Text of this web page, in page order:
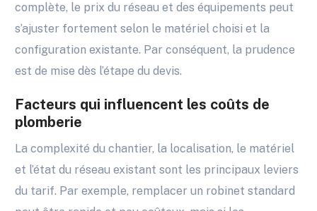
complète, le prix du réseau et des équipements peut
s’ajuster fortement selon le matériel choisi et la
configuration existante. Par conséquent, la prudence
est de mise dès l’étape du devis.
Facteurs qui influencent les coûts de
plomberie
La complexité du chantier, la localisation, le matériel
et l’état du réseau existant sont les principaux leviers
du tarif. Par exemple, remplacer un robinet standard